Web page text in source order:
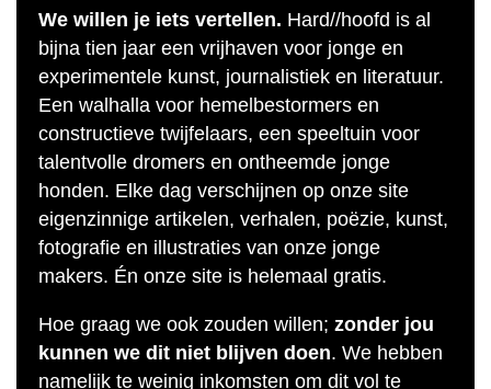
We willen je iets vertellen. Hard//hoofd is al
bijna tien jaar een vrijhaven voor jonge en
experimentele kunst, journalistiek en literatuur.
Een walhalla voor hemelbestormers en
constructieve twijfelaars, een speeltuin voor
talentvolle dromers en ontheemde jonge
honden. Elke dag verschijnen op onze site
eigenzinnige artikelen, verhalen, poëzie, kunst,
fotografie en illustraties van onze jonge
makers. Én onze site is helemaal gratis.
Hoe graag we ook zouden willen; zonder jou
kunnen we dit niet blijven doen. We hebben
namelijk te weinig inkomsten om dit vol te